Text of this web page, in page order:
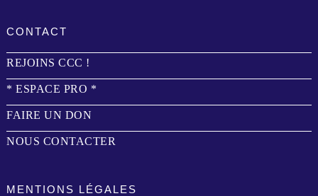
CONTACT
REJOINS CCC !
* ESPACE PRO *
FAIRE UN DON
NOUS CONTACTER
MENTIONS LÉGALES